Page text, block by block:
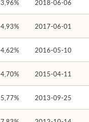
3,96% 2018-06-06
4,93% 2017-06-01
4,62% 2016-05-10
4,70% 2015-04-11
5,77% 2013-09-25